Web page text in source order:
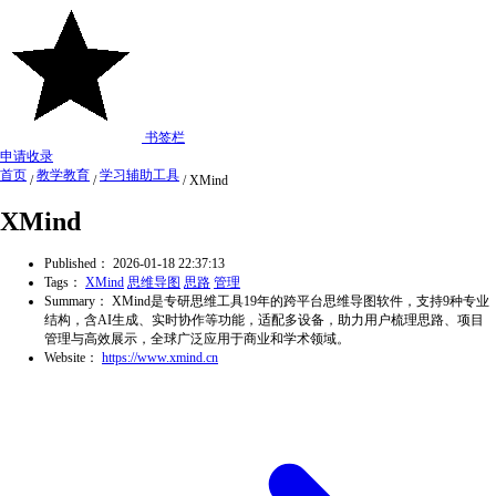
书签栏
申请收录
首页 / 教学教育 / 学习辅助工具 / XMind
XMind
Published： 2026-01-18 22:37:13
Tags： XMind 思维导图 思路 管理
Summary： XMind是专研思维工具19年的跨平台思维导图软件，支持9种专业
结构，含AI生成、实时协作等功能，适配多设备，助力用户梳理思路、项目
管理与高效展示，全球广泛应用于商业和学术领域。
Website： https://www.xmind.cn